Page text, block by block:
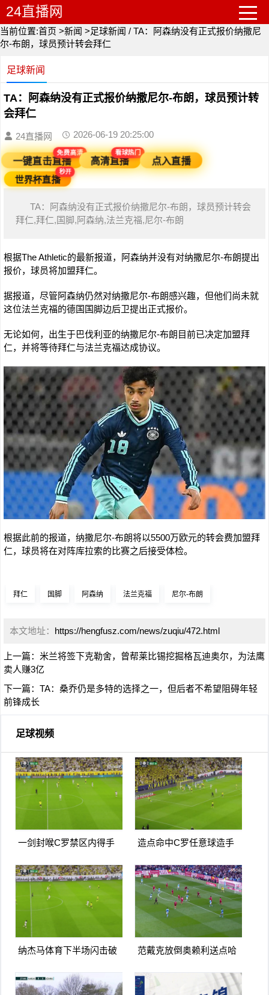
24直播网
当前位置:首页 >新闻 >足球新闻 / TA：阿森纳没有正式报价纳撒尼
尔-布朗，球员预计转会拜仁
足球新闻
TA：阿森纳没有正式报价纳撒尼尔-布朗，球员预计转
会拜仁
24直播网 2026-06-19 20:25:00
一键直击直播
免费高清
高清直播
看球热门
点入直播
世界杯直播
秒开
TA：阿森纳没有正式报价纳撒尼尔-布朗，球员预计转会
拜仁,拜仁,国脚,阿森纳,法兰克福,尼尔-布朗
根据The Athletic的最新报道，阿森纳并没有对纳撒尼尔-布朗提出
报价，球员将加盟拜仁。
据报道，尽管阿森纳仍然对纳撒尼尔-布朗感兴趣，但他们尚未就
这位法兰克福的德国国脚边后卫提出正式报价。
无论如何，出生于巴伐利亚的纳撒尼尔-布朗目前已决定加盟拜
仁，并将等待拜仁与法兰克福达成协议。
根据此前的报道，纳撒尼尔-布朗将以5500万欧元的转会费加盟拜
仁，球员将在对阵库拉索的比赛之后接受体检。
拜仁 国脚 阿森纳 法兰克福 尼尔-布朗
本文地址： https://hengfusz.com/news/zuqiu/472.html
上一篇： 米兰将签下克勒舍，曾帮莱比锡挖掘格瓦迪奥尔，为法鹰
卖人赚3亿
下一篇： TA：桑乔仍是多特的选择之一，但后者不希望阻碍年轻
前锋成长
足球视频
一剑封喉C罗禁区内得手
967球
造点命中C罗任意球造手
球
纳杰马体育下半场闪击破
得手
范戴克放倒奥赖利送点哈
浦